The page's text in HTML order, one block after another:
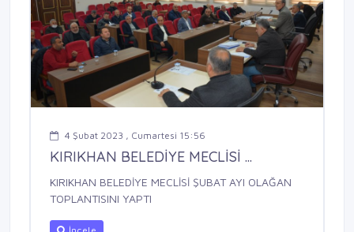
4 Şubat 2023 , Cumartesi 15:56
KIRIKHAN BELEDİYE MECLİSİ ...
KIRIKHAN BELEDİYE MECLİSİ ŞUBAT AYI OLAĞAN
TOPLANTISINI YAPTI